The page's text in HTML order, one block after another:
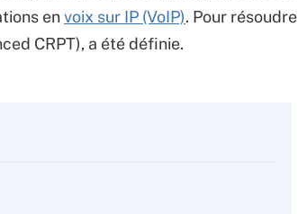
envoix sur IP (VoIP). Pour résoudre
CRPT), a été définie.